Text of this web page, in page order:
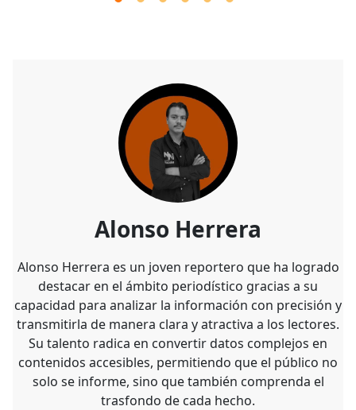
Alonso Herrera
Alonso Herrera es un joven reportero que ha logrado
destacar en el ámbito periodístico gracias a su
capacidad para analizar la información con precisión y
transmitirla de manera clara y atractiva a los lectores.
Su talento radica en convertir datos complejos en
contenidos accesibles, permitiendo que el público no
solo se informe, sino que también comprenda el
trasfondo de cada hecho.